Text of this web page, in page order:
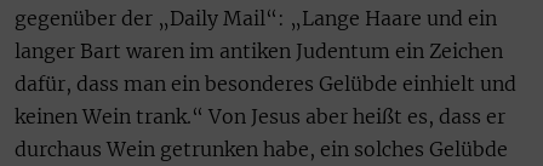
gegenüber der „Daily Mail“: „Lange Haare und ein
langer Bart waren im antiken Judentum ein Zeichen
dafür, dass man ein besonderes Gelübde einhielt und
keinen Wein trank.“ Von Jesus aber heißt es, dass er
durchaus Wein getrunken habe, ein solches Gelübde